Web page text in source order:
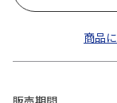
商品